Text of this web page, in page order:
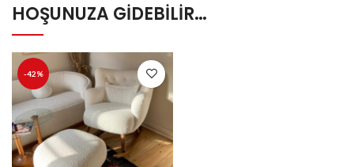
HOŞUNUZA GIDEBILIR…
-42%